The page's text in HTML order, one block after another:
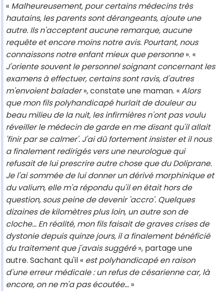
« Malheureusement, pour certains médecins très
hautains, les parents sont dérangeants, ajoute une
autre. Ils n'acceptent aucune remarque, aucune
requête et encore moins notre avis. Pourtant, nous
connaissons notre enfant mieux que personne». «
J'oriente souvent le personnel soignant concernant les
examens à effectuer, certains sont ravis, d'autres
m'envoient balader», constate une maman. «Alors
que mon fils polyhandicapé hurlait de douleur au
beau milieu de la nuit, les infirmières n'ont pas voulu
réveiller le médecin de garde en me disant qu'il allait
'finir par se calmer'. J'ai dû fortement insister et il nous
a finalement redirigés vers une neurologue qui
refusait de lui prescrire autre chose que du Doliprane.
Je l'ai sommée de lui donner un dérivé morphinique et
du valium, elle m'a répondu qu'il en était hors de
question, sous peine de devenir 'accro'. Quelques
dizaines de kilomètres plus loin, un autre son de
cloche... En réalité, mon fils faisait de graves crises de
dystonie depuis quinze jours, il a finalement bénéficié
du traitement que j'avais suggéré», partage une
autre. Sachant qu'il « est polyhandicapé en raison
d'une erreur médicale : un refus de césarienne car, là
encore, on ne m'a pas écoutée... »